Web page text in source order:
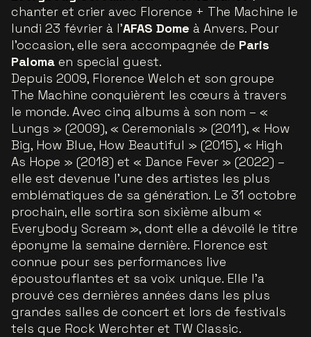
chanter et crier avec Florence + The Machine le
lundi 23 février à l'AFAS Dome à Anvers. Pour
l’occasion, elle sera accompagnée de Paris
Paloma en special guest.
Depuis 2009, Florence Welch et son groupe
The Machine conquièrent les cœurs à travers
le monde. Avec cinq albums à son nom – «
Lungs » (2009), « Ceremonials » (2011), « How
Big, How Blue, How Beautiful » (2015), « High
As Hope » (2018) et « Dance Fever » (2022) –
elle est devenue l’une des artistes les plus
emblématiques de sa génération. Le 31 octobre
prochain, elle sortira son sixième album «
Everybody Scream », dont elle a dévoilé le titre
éponyme la semaine dernière. Florence est
connue pour ses performances live
époustouflantes et sa voix unique. Elle l’a
prouvé ces dernières années dans les plus
grandes salles de concert et lors de festivals
tels que Rock Werchter et TW Classic.